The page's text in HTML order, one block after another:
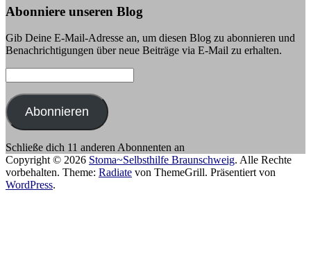
Abonniere unseren Blog
Gib Deine E-Mail-Adresse an, um diesen Blog zu abonnieren und
Benachrichtigungen über neue Beiträge via E-Mail zu erhalten.
Mail-
Adresse:
Abonnieren
Schließe dich 11 anderen Abonnenten an
Copyright © 2026 Stoma~Selbsthilfe Braunschweig. Alle Rechte
vorbehalten. Theme: Radiate von ThemeGrill. Präsentiert von
WordPress.